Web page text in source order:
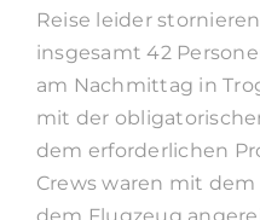
Reise leider
insgesamt 42
am Nachmittag in
mit der
dem erforderlichen
Crews waren mit